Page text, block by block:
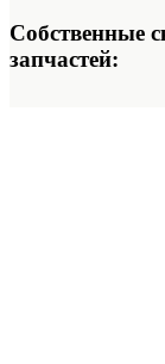
Собственные
запчастей: